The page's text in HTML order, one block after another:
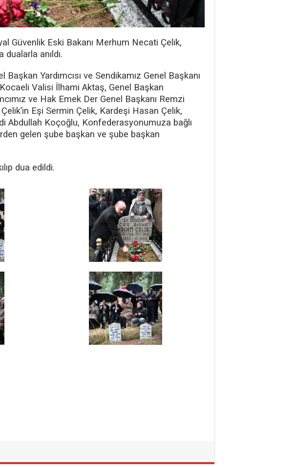
Güvenlik Eski Bakanı Merhum Necati Çelik,
anıldı.
Yardımcısı ve Sendikamız Genel Başkanı
Valisi İlhami Aktaş, Genel Başkan
ve Hak Emek Der Genel Başkanı Remzi
Eşi Sermin Çelik, Kardeşi Hasan Çelik,
Abdullah Koçoğlu, Konfederasyonumuza bağlı
gelen şube başkan ve şube başkan
dua edildi.